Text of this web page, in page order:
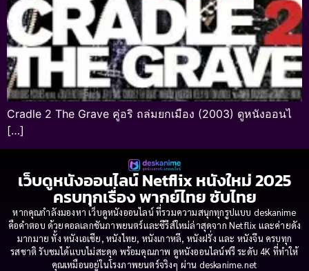
Cradle 2 The Grave คู่อริ ถล่มยกเมือง (2003) ดูหนังออนไ
[…]
เว็บดูหนังออนไลน์ Netflix หนังใหม่ 2025
ครบทุกเรื่อง พากย์ไทย ซับไทย
หากคุณกำลังมองหา เว็บดูหนังออนไลน์ ที่รวมความสนุกทุกรูปแบบ deskanime
คือคำตอบ ด้วยคอลเลกชันภาพยนตร์และซีรีส์ใหม่ล่าสุดจาก Netflix และค่ายดัง
มากมาย ทั้ง หนังเอเชีย, หนังไทย, หนังเกาหลี, หนังฝรั่ง และ หนังจีน ครบทุก
รสชาติ รับชมได้แบบไม่สะดุด พร้อมคุณภาพ ดูหนังออนไลน์ฟรี ระดับ 4K ที่ทำให้
คุณเหมือนอยู่ในโรงภาพยนตร์จริงๆ ผ่าน deskanime.net